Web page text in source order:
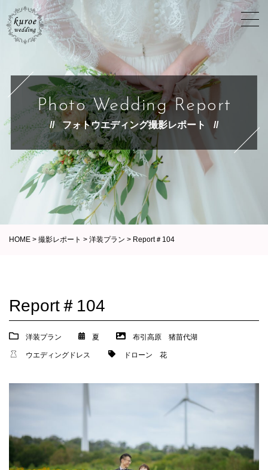
Photo Wedding Report
フォトウエディング撮影レポート
HOME > 撮影レポート > 洋装プラン > Report＃104
Report＃104
洋装プラン 夏 布引高原 猪苗代湖
ウエディングドレス ドローン 花